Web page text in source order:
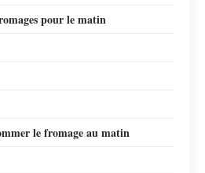
pour le matin
le fromage au matin